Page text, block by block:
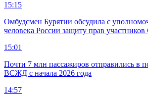
15:15
Омбудсмен Бурятии обсудила с
человека России защиту прав
15:01
Почти 7 млн пассажиров отправились в
ВСЖД с начала 2026 года
14:57